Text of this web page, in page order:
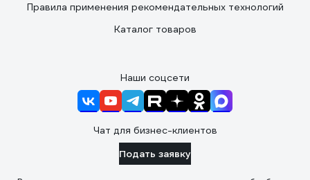
Правила применения рекомендательных технологий
Каталог товаров
Наши соцсети
Чат для бизнес-клиентов
Подать заявку